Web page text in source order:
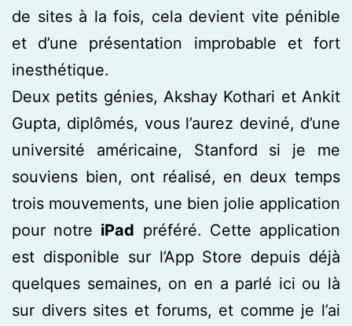
de sites à la fois, cela devient vite pénible
et d’une présentation improbable et fort
inesthétique.
Deux petits génies, Akshay Kothari et Ankit
Gupta, diplômés, vous l’aurez deviné, d’une
université américaine, Stanford si je me
souviens bien, ont réalisé, en deux temps
trois mouvements, une bien jolie application
pour notre iPad préféré. Cette application
est disponible sur l’App Store depuis déjà
quelques semaines, on en a parlé ici ou là
sur divers sites et forums, et comme je l’ai